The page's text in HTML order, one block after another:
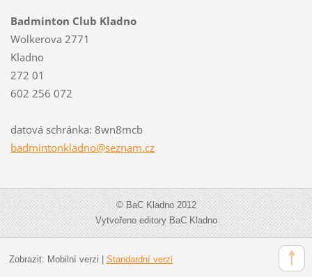
Badminton Club Kladno
Wolkerova 2771
Kladno
272 01
602 256 072
datová schránka: 8wn8mcb
badmintonkladno@seznam.cz
© BaC Kladno 2012
Vytvořeno editory BaC Kladno
Zobrazit: Mobilní verzi Standardní verzi